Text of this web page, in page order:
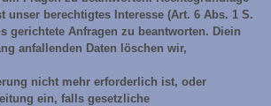
unser berechtigtes Interesse (Art. 6 Abs. 1 S.
gerichtete Anfragen zu beantworten. Diein
anfallenden Daten löschen wir,
nicht mehr erforderlich ist, oder
ein, falls gesetzliche